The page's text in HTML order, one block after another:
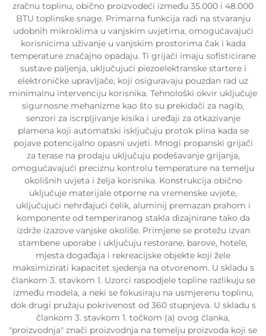
zračnu toplinu, obično proizvodeći između 35.000 i 48.000
BTU toplinske snage. Primarna funkcija radi na stvaranju
udobnih mikroklima u vanjskim uvjetima, omogućavajući
korisnicima uživanje u vanjskim prostorima čak i kada
temperature značajno opadaju. Ti grijači imaju sofisticirane
sustave paljenja, uključujući piezoelektranske startere i
elektroničke upravljače, koji osiguravaju pouzdan rad uz
minimalnu intervenciju korisnika. Tehnološki okvir uključuje
sigurnosne mehanizme kao što su prekidači za nagib,
senzori za iscrpljivanje kisika i uređaji za otkazivanje
plamena koji automatski isključuju protok plina kada se
pojave potencijalno opasni uvjeti. Mnogi propanski grijači
za terase na prodaju uključuju podešavanje grijanja,
omogućavajući preciznu kontrolu temperature na temelju
okolišnih uvjeta i želja korisnika. Konstrukcija obično
uključuje materijale otporne na vremenske uvjete,
uključujući nehrđajući čelik, aluminij premazan prahom i
komponente od temperiranog stakla dizajnirane tako da
izdrže izazove vanjske okoliše. Primjene se protežu izvan
stambene uporabe i uključuju restorane, barove, hotele,
mjesta događaja i rekreacijske objekte koji žele
maksimizirati kapacitet sjedenja na otvorenom. U skladu s
člankom 3. stavkom 1. Uzorci raspodjele topline razlikuju se
između modela, a neki se fokusiraju na usmjerenu toplinu,
dok drugi pružaju pokrivenost od 360 stupnjeva. U skladu s
člankom 3. stavkom 1. točkom (a) ovog članka,
"proizvodnja" znači proizvodnja na temelju proizvoda koji se